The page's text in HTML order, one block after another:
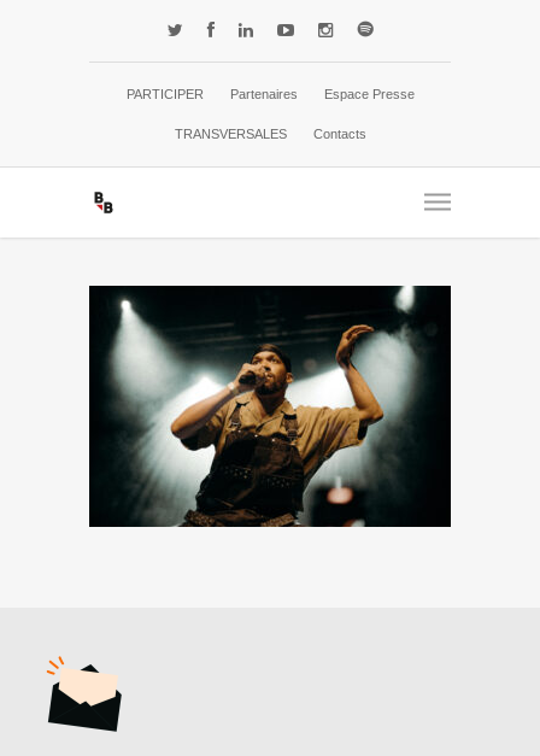
PARTICIPER Partenaires Espace Presse
TRANSVERSALES Contacts